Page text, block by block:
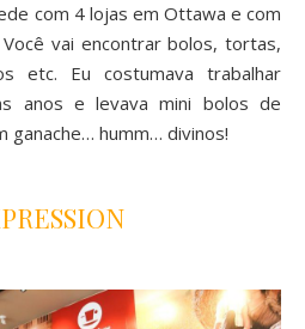
com 4 lojas em Ottawa e com
vai encontrar bolos, tortas,
etc. Eu costumava trabalhar
anos e levava mini bolos de
ganache… humm… divinos!